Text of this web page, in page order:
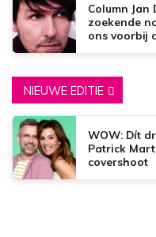
Column Jan
zoekende
ons voorbij
NIEUWE EDITIE
WOW: Dít
Patrick
covershoot